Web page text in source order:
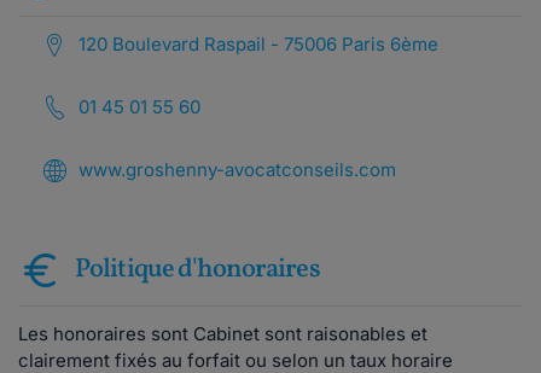
120 Boulevard Raspail - 75006 Paris 6ème
01 45 01 55 60
www.groshenny-avocatconseils.com
Politique d'honoraires
Les honoraires sont Cabinet sont raisonables et
clairement fixés au forfait ou selon un taux horaire